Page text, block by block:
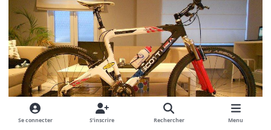
Se connecter S’inscrire Rechercher Menu